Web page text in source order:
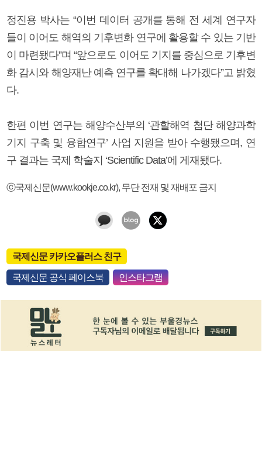
정진용 박사는 “이번 데이터 공개를 통해 전 세계 연구자
들이 이어도 해역의 기후변화 연구에 활용할 수 있는 기반
이 마련됐다”며 “앞으로도 이어도 기지를 중심으로 기후변
화 감시와 해양재난 예측 연구를 확대해 나가겠다”고 밝혔
다.
한편 이번 연구는 해양수산부의 ‘관할해역 첨단 해양과학
기지 구축 및 융합연구’ 사업 지원을 받아 수행됐으며, 연
구 결과는 국제 학술지 ‘Scientific Data’에 게재됐다.
ⓒ국제신문(www.kookje.co.kr), 무단 전재 및 재배포 금지
국제신문 카카오플러스 친구
국제신문 공식 페이스북 인스타그램